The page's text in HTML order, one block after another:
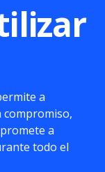
a
a
todo el